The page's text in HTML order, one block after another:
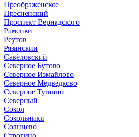
Преображенское
Пресненский
Проспект Вернадского
Раменки
Реутов
Рязанский
Савёловский
Северное Бутово
Северное Измайлово
Северное Медведково
Северное Тушино
Северный
Сокол
Сокольники
Солнцево
Строгино